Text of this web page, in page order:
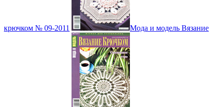
крючком № 09-2011 Мода и модель Вязание